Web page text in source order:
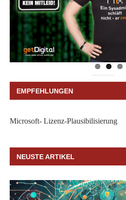
EMPFEHLUNGEN
Microsoft- Lizenz-Plausibilisierung
NEUSTE ARTIKEL